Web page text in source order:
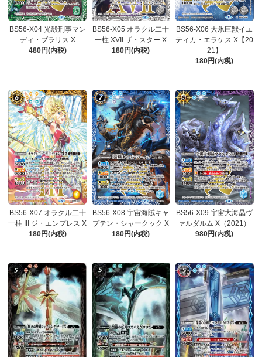
BS56-X04 光殻刑事マン
ディ・ブラリス X
480円(内税)
BS56-X05 オラクル二十
一柱 XVII ザ・スター X
180円(内税)
BS56-X06 大氷巨獣イエ
ティカ・エラケス X【20
21】
180円(内税)
BS56-X07 オラクル二十
一柱 III ジ・エンプレス X
180円(内税)
BS56-X08 宇宙海賊キャ
プテン・シャークック X
180円(内税)
BS56-X09 宇宙大海晶ヴ
ァルダルム X（2021）
980円(内税)